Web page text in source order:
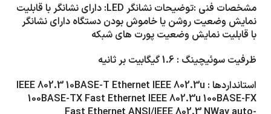
مشخصات فنی :توضیحات نشانگر
: دارای نشانگر با قابلیت
نمایش وضعیت روشن یا خاموش بودن دستگاه دارای نشانگر
با قابلیت نمایش وضعیت پورت های شبکه
ظرفیت سوئیچینگ : 1.6گیگابیت بر ثانیه
استانداردها : IEEE 802.3 10BASE-T Ethernet IEEE 802.3u
100BASE-TX Fast Ethernet IEEE 802.3u 100BASE-FX